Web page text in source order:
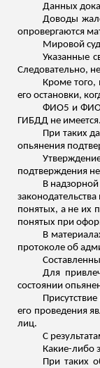
Данных
Доводы
опровергаются
Мировой
Указанные
Следовательно,
Кроме того,
его остановки,
ФИО5 и
ГИБДД не имеется.
При таких
опьянения
подтверждения
В
понятых, а не их
понятых при
В
протоколе об
Для
состоянии
его проведения
лиц.
С
Какие-либо
При таких